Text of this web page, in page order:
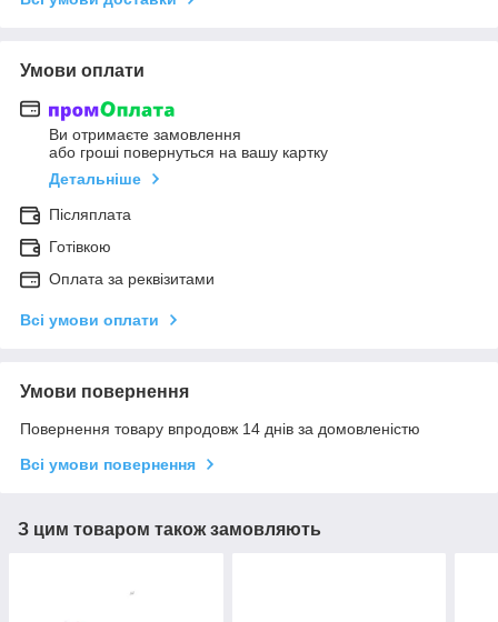
Умови оплати
Ви отримаєте замовлення
або гроші повернуться на вашу картку
Детальніше
Післяплата
Готівкою
Оплата за реквізитами
Всі умови оплати
Умови повернення
Повернення товару впродовж 14 днів за домовленістю
Всі умови повернення
З цим товаром також замовляють